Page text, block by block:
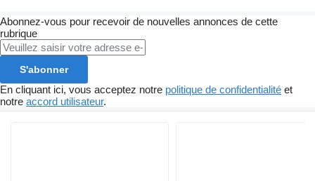
Abonnez-vous pour recevoir de nouvelles annonces de cette
rubrique
S'abonner
En cliquant ici, vous acceptez notre politique de confidentialité et
notre accord utilisateur.